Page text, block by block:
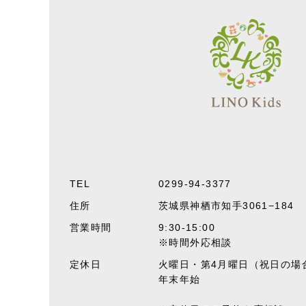
TEL
0299-94-3377
住所
茨城県神栖市知手3061−184
営業時間
9:30-15:00
※時間外応相談
定休日
火曜日・第4月曜日（祝日の場
年末年始